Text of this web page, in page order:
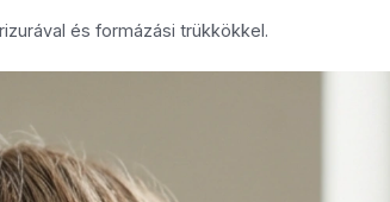
és formázási trükkökkel.